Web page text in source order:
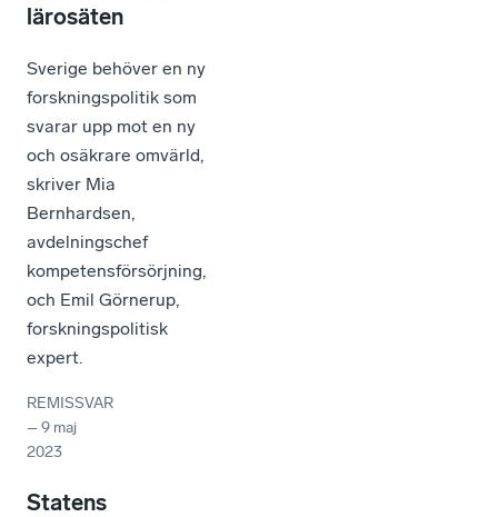
lärosäten
Sverige behöver en ny
forskningspolitik som
svarar upp mot en ny
och osäkrare omvärld,
skriver Mia
Bernhardsen,
avdelningschef
kompetensförsörjning,
och Emil Görnerup,
forskningspolitisk
expert.
REMISSVAR
–9 maj
2023
Statens